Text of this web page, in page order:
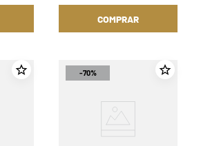
COMPRAR
-70%